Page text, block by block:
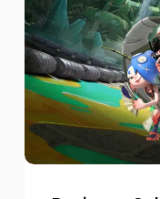
Splatoon
Raiders